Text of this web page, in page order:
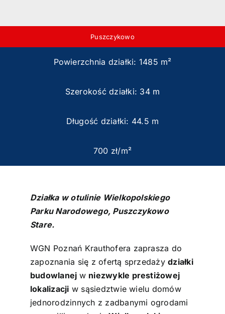
Puszczykowo
Powierzchnia działki: 1485 m²
Szerokość działki: 34 m
Długość działki: 44.5 m
700 zł/m²
Działka w otulinie Wielkopolskiego
Parku Narodowego, Puszczykowo
Stare.
WGN Poznań Krauthofera zaprasza do
zapoznania się z ofertą sprzedażydziałki
budowlanej w niezwykle prestiżowej
lokalizacji w sąsiedztwie wielu domów
jednorodzinnych z zadbanymi ogrodami